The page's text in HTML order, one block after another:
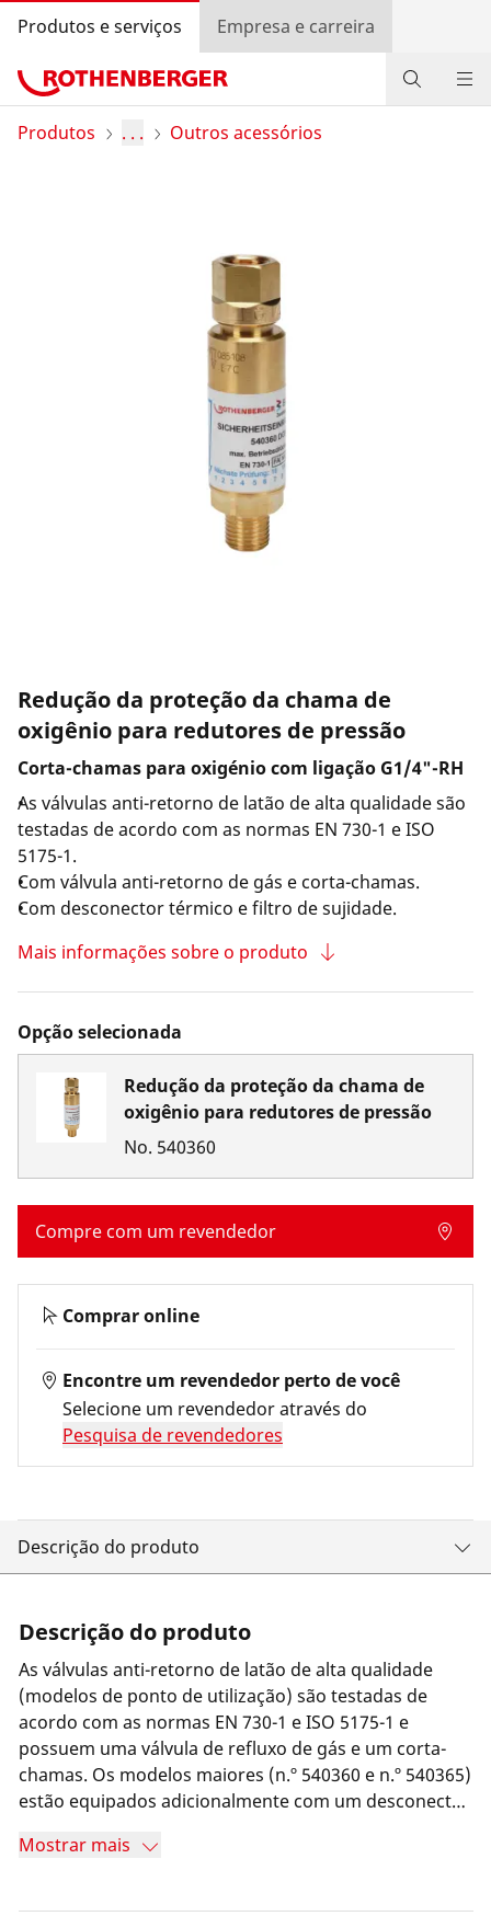
Produtos e serviços Empresa e carreira
Produtos
Pesquisa de revendedores
Produtos . . . Outros acessórios
Redução da proteção da chama de
oxigênio para redutores de pressão
Corta-chamas para oxigénio com ligação G1/4"-RH
As válvulas anti-retorno de latão de alta qualidade são
testadas de acordo com as normas EN 730-1 e ISO
5175-1.
Com válvula anti-retorno de gás e corta-chamas.
Com desconector térmico e filtro de sujidade.
Mais informações sobre o produto
Opção selecionada
Redução da proteção da chama de
oxigênio para redutores de pressão
No. 540360
Compre com um revendedor
Comprar online
Encontre um revendedor perto de você
Selecione um revendedor através do
Pesquisa de revendedores
Descrição do produto
Descrição do produto
As válvulas anti-retorno de latão de alta qualidade
(modelos de ponto de utilização) são testadas de
acordo com as normas EN 730-1 e ISO 5175-1 e
possuem uma válvula de refluxo de gás e um corta-
chamas. Os modelos maiores (n.º 540360 e n.º 540365)
estão equipados adicionalmente com um desconector
Mostrar mais